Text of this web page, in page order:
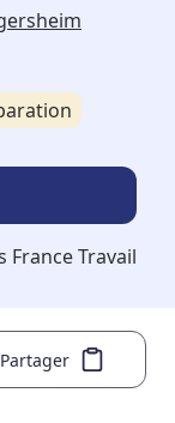
France Travail
Partager